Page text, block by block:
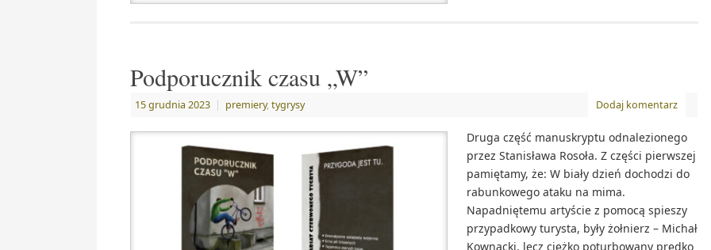
Podporucznik czasu „W”
15 grudnia 2023 | premiery, tygrysy Dodaj komentarz
Druga część manuskryptu odnalezionego
przez Stanisława Rosoła. Z części pierwszej
pamiętamy, że: W biały dzień dochodzi do
rabunkowego ataku na mima.
Napadniętemu artyście z pomocą spieszy
przypadkowy turysta, były żołnierz – Michał
Kownacki, lecz ciężko poturbowany prędko